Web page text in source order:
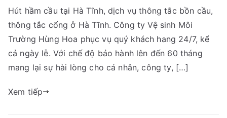
Hầm
Cầu
Tại
Hà
Tĩnh
350k/1
Hút hầm cầu tại Hà Tĩnh, dịch vụ thông tắc bồn cầu,
thông tắc cống ở Hà Tĩnh. Công ty Vệ sinh Môi
Trường Hùng Hoa phục vụ quý khách hang 24/7, kể
cả ngày lễ. Với chế độ bảo hành lên đến 60 tháng
mang lại sự hài lòng cho cá nhân, công ty, […]
Xem tiếp